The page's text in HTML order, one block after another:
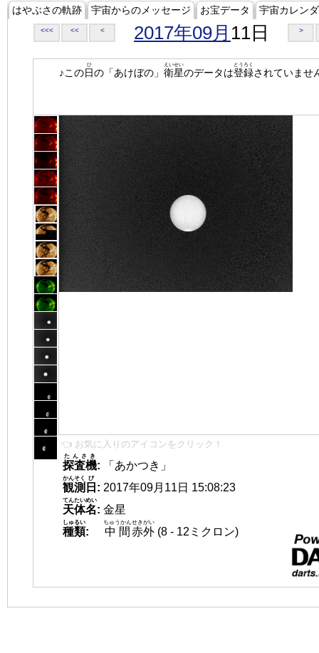
はやぶさの軌跡 宇宙からのメッセージ お宝データ 宇宙カレン
<<< << < 2017年09月 11日 >
♪この日
ひ
の「あけぼの」 衛星
えいせい
のデータは登録
とうろく
されていませ
👈 お気に入りのアイコンをクリック！
探査機
たんさき
:
「あかつき」
観測
かんそく
日
び
: 2017年09月11日 15:08:23
天体名
てんたいめい
: 金星
種類
しゅるい
: 中間
ちゅうかん
赤外
せきがい
(8 - 12ミクロン)